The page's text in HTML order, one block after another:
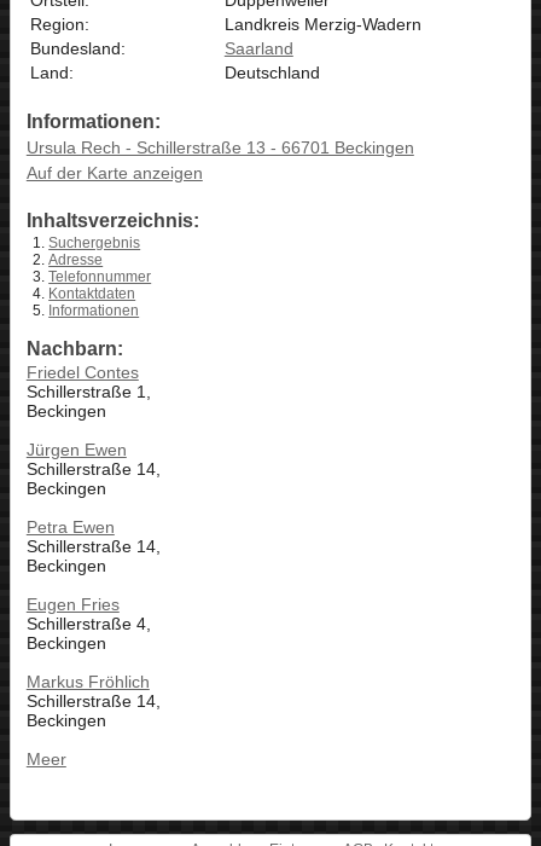
Region:
Landkreis Merzig-Wadern
Bundesland:
Saarland
Land:
Deutschland
Informationen:
Ursula Rech - Schillerstraße 13 - 66701 Beckingen
Auf der Karte anzeigen
Inhaltsverzeichnis:
Suchergebnis
Adresse
Telefonnummer
Kontaktdaten
Informationen
Nachbarn:
Friedel Contes
Schillerstraße 1,
Beckingen
Jürgen Ewen
Schillerstraße 14,
Beckingen
Petra Ewen
Schillerstraße 14,
Beckingen
Eugen Fries
Schillerstraße 4,
Beckingen
Markus Fröhlich
Schillerstraße 14,
Beckingen
Meer